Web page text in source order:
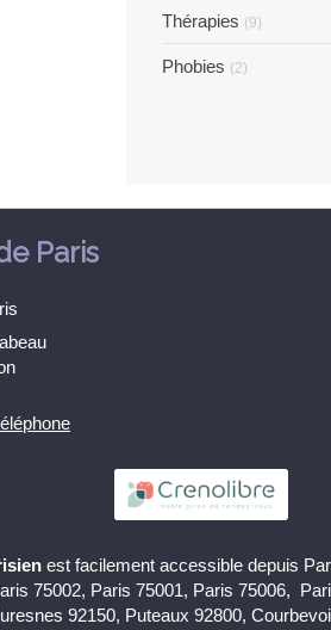
Thérapies (9)
Phobies (2)
Paris
est facilement accessible depuis
75002, Paris 75001, Paris 75006,
92150, Puteaux 92800,